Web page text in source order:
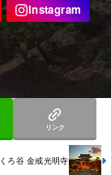
リンク
くろ谷 金戒光明寺